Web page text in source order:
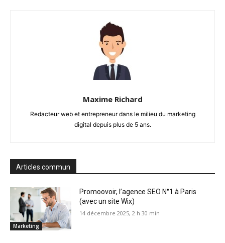
Maxime Richard
Redacteur web et entrepreneur dans le milieu du marketing
digital depuis plus de 5 ans.
Articles commun
Marketing
Promoovoir, l’agence SEO N°1 à Paris
(avec un site Wix)
14 décembre 2025, 2 h 30 min